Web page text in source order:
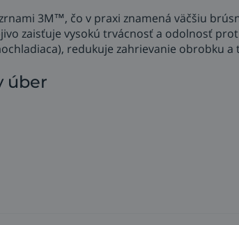
3M™, čo v praxi znamená väčšiu
zaisťuje vysokú trvácnosť a odolnosť
redukuje zahrievanie obrobku
úber